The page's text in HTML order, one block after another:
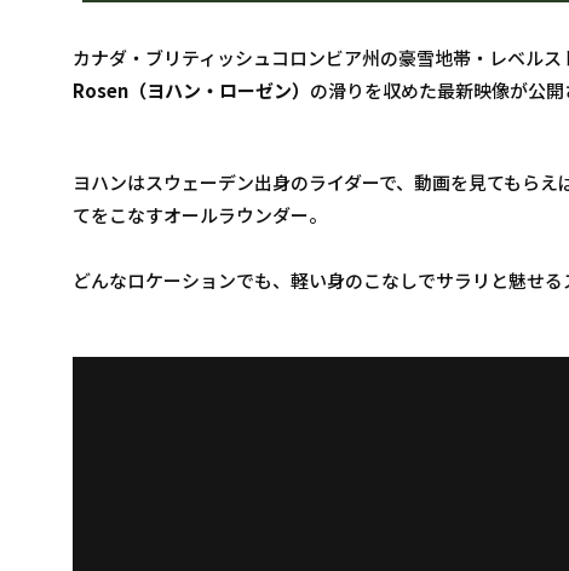
カナダ・ブリティッシュコロンビア州の豪雪地帯・レベル
Rosen（ヨハン・ローゼン） の滑りを収めた最新映像が公開
ヨハンはスウェーデン出身のライダーで、動画を見てもら
てをこなすオールラウンダー。
どんなロケーションでも、軽い身のこなしでサラリと魅せる